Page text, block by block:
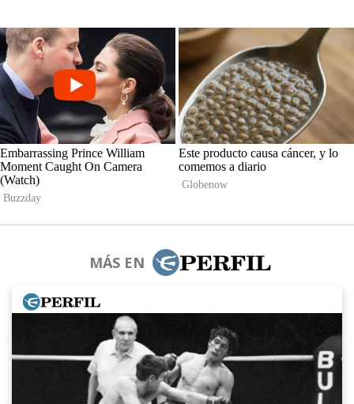
MÁS EN